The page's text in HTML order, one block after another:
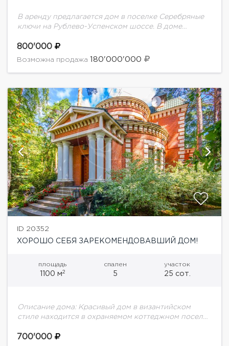
В аренду предлагается дом в поселке Серебряные
ключи на Рублево-Успенском шоссе. В доме
планировка: 5 спален, просторная гостиная с
камином и вторым светом,...
800'000
Возможна продажа 180'000'000
ID 20352
ХОРОШО СЕБЯ ЗАРЕКОМЕНДОВАВШИЙ ДОМ!
площадь
1100 м2
спален
5
участок
25 сот.
Описание дома: Красивый дом в византийском
стиле находится в охраняемом коттеджном поселке
дом выполнен в классическом стиле....
700'000